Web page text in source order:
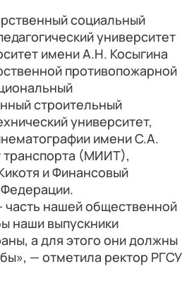
социальный
университет
имени А.Н. Косыгина
противопожарной
строительный
университет,
имени С.А.
транспорта (МИИТ),
и Финансовый
часть нашей общественной
наши выпускники
а для этого они должны
— отметила ректор РГСУ